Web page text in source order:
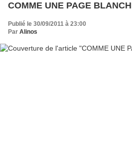
COMME UNE PAGE
Publié le 30/09/2011 à 23:00
Par Alinos